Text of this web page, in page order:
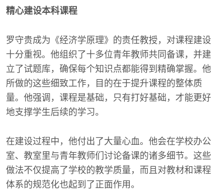
精心建设本科课程
罗守贵成为《经济学原理》的责任教授，对课程建设
十分重视。他组织了十多位青年教师共同备课，并建
立了试题库，确保每个知识点都能得到精确掌握。他
所做的这些细致工作，目的在于提升课程的整体质
量。他强调，课程是基础，只有打好基础，才能更好
地支撑学生后续的学习。
在建设过程中，他付出了大量心血。他会在学校办公
室、教室里与青年教师们讨论备课的诸多细节。这些
做法不仅提高了学校的教学质量，而且对教材和课程
体系的规范化也起到了正面作用。